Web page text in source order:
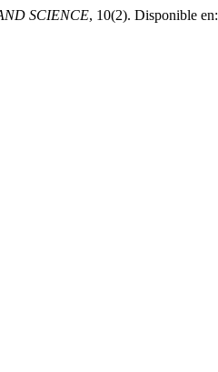
SCIENCE, 10(2). Disponible en: